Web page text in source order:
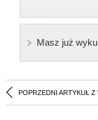
Masz już
POPRZEDNI ARTYKUŁ Z